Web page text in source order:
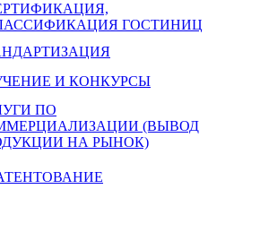
ГОСТИНИЦ
И КОНКУРСЫ
ПО
(ВЫВОД
НА РЫНОК)